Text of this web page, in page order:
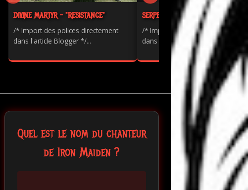
DIVINE MARTYR - "RESISTANCE"
/* Import des polices directement
dans l'article Blogger */...
SERPENTS - "PAINKILLER"
/* Import des polices directement
dans l'article Blogger */...
Quel est le nom du chanteur
de Iron Maiden ?